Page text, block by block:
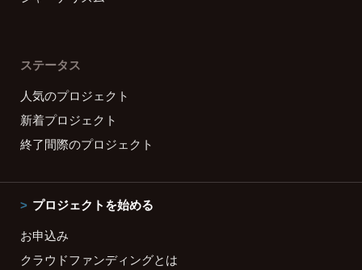
ステータス
人気のプロジェクト
新着プロジェクト
終了間際のプロジェクト
プロジェクトを始める
お申込み
クラウドファンディングとは